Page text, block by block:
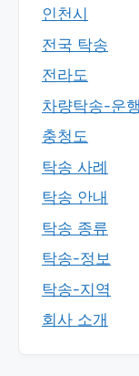
인천시
전국 탁송
전라도
차량탁송-운
충청도
탁송 사례
탁송 안내
탁송 종류
탁송-정보
탁송-지역
회사 소개